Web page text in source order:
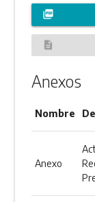
picture_as_pdf
description
Anexos
Nombre
Anexo